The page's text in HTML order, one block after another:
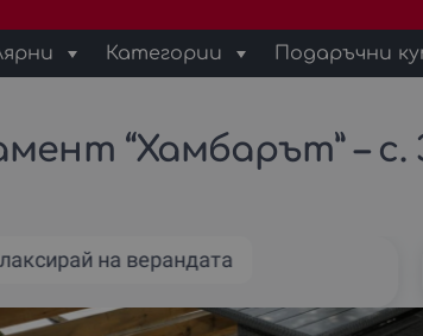
Категории Подаръчни
“Хамбарът” – с.
на верандата